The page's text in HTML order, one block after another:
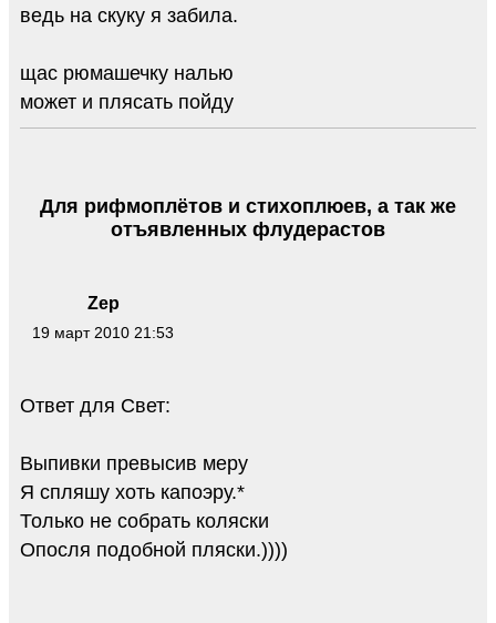
ведь на скуку я забила.
щас рюмашечку налью
может и плясать пойду
Zep
19 март 2010 21:53
Для рифмоплётов и стихоплюев, а так же
отъявленных флудерастов
Ответ для Свет:
Выпивки превысив меру
Я спляшу хоть капоэру.*
Только не собрать коляски
Опосля подобной пляски.))))